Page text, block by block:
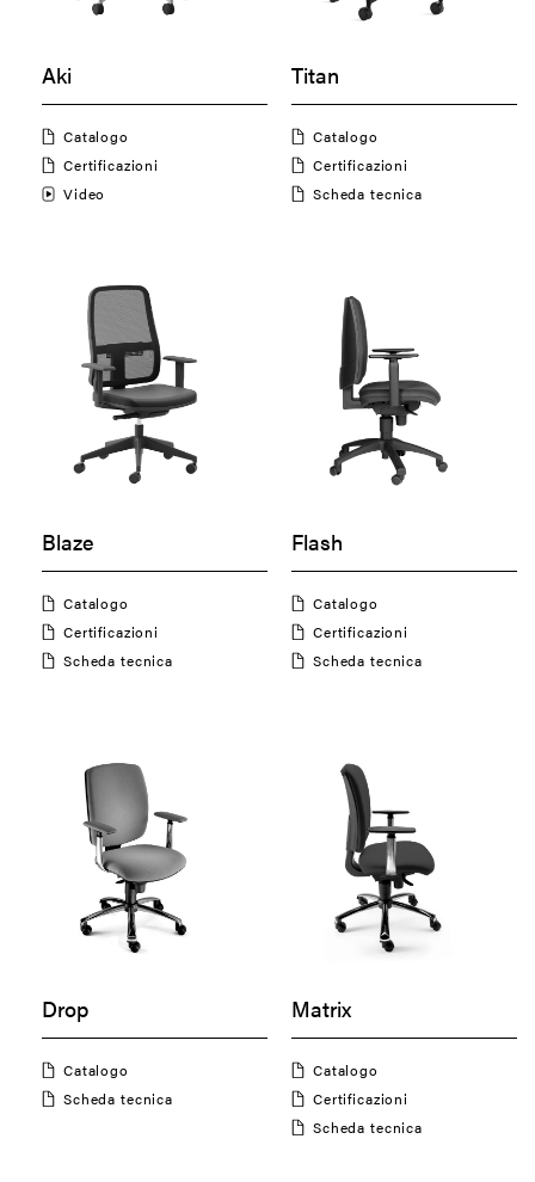
Aki
Catalogo
Certificazioni
Video
Titan
Catalogo
Certificazioni
Scheda tecnica
Blaze
Catalogo
Certificazioni
Scheda tecnica
Flash
Catalogo
Certificazioni
Scheda tecnica
Drop
Catalogo
Scheda tecnica
Matrix
Catalogo
Certificazioni
Scheda tecnica